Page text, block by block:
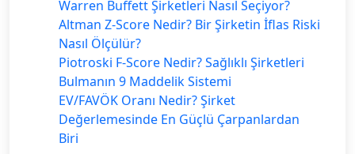
Warren Buffett Şirketleri Nasıl Seçiyor?
Altman Z-Score Nedir? Bir Şirketin İflas Riski
Nasıl Ölçülür?
Piotroski F-Score Nedir? Sağlıklı Şirketleri
Bulmanın 9 Maddelik Sistemi
EV/FAVÖK Oranı Nedir? Şirket
Değerlemesinde En Güçlü Çarpanlardan
Biri